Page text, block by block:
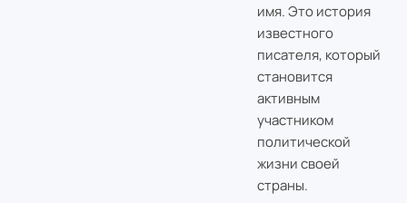
имя. Это история
известного
писателя, который
становится
активным
участником
политической
жизни своей
страны.